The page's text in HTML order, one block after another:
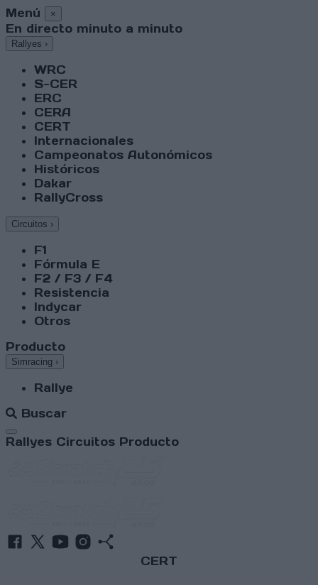
Menú ×
En directo minuto a minuto
Rallyes ›
WRC
S-CER
ERC
CERA
CERT
Internacionales
Campeonatos Autonómicos
Históricos
Dakar
RallyCross
Circuitos ›
F1
Fórmula E
F2 / F3 / F4
Resistencia
Indycar
Otros
Producto
Simracing ›
Rallye
Buscar
Abrir menú
Rallyes Circuitos Producto
CERT